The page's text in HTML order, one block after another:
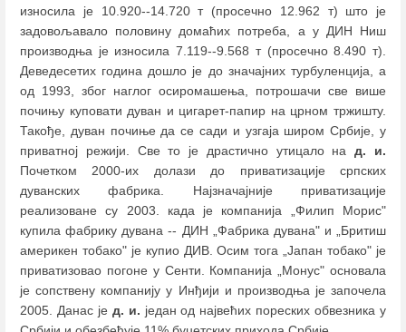
износила је 10.920--14.720 т (просечно 12.962 т) што је
задовољавало половину домаћих потреба, а у ДИН Ниш
производња је износила 7.119--9.568 т (просечно 8.490 т).
Деведесетих година дошло је до значајних турбуленција, а
од 1993, због наглог осиромашења, потрошачи све више
почињу куповати дуван и цигарет-папир на црном тржишту.
Такође, дуван почиње да се сади и узгаја широм Србије, у
приватној режији. Све то је драстично утицало над. и.
Почетком 2000-их долази до приватизације српских
дуванских фабрика. Најзначајније приватизације
реализоване су 2003. када је компанија „Филип Морис"
купила фабрику дувана -- ДИН „Фабрика дувана" и „Бритиш
америкен тобако" је купио ДИВ. Осим тога „Јапан тобако" је
приватизовао погоне у Сенти. Компанија „Монус" основала
је сопствену компанију у Инђији и производња је започела
2005. Данас је д. и. један од највећих пореских обвезника у